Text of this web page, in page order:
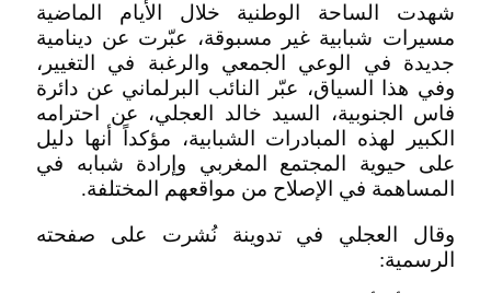
شهدت الساحة الوطنية خلال الأيام الماضية
مسيرات شبابية غير مسبوقة، عبّرت عن دينامية
جديدة في الوعي الجمعي والرغبة في التغيير،
وفي هذا السياق، عبّر النائب البرلماني عن دائرة
فاس الجنوبية، السيد خالد العجلي، عن احترامه
الكبير لهذه المبادرات الشبابية، مؤكداً أنها دليل
على حيوية المجتمع المغربي وإرادة شبابه في
المساهمة في الإصلاح من مواقعهم المختلفة.
وقال العجلي في تدوينة نُشرت على صفحته
الرسمية: